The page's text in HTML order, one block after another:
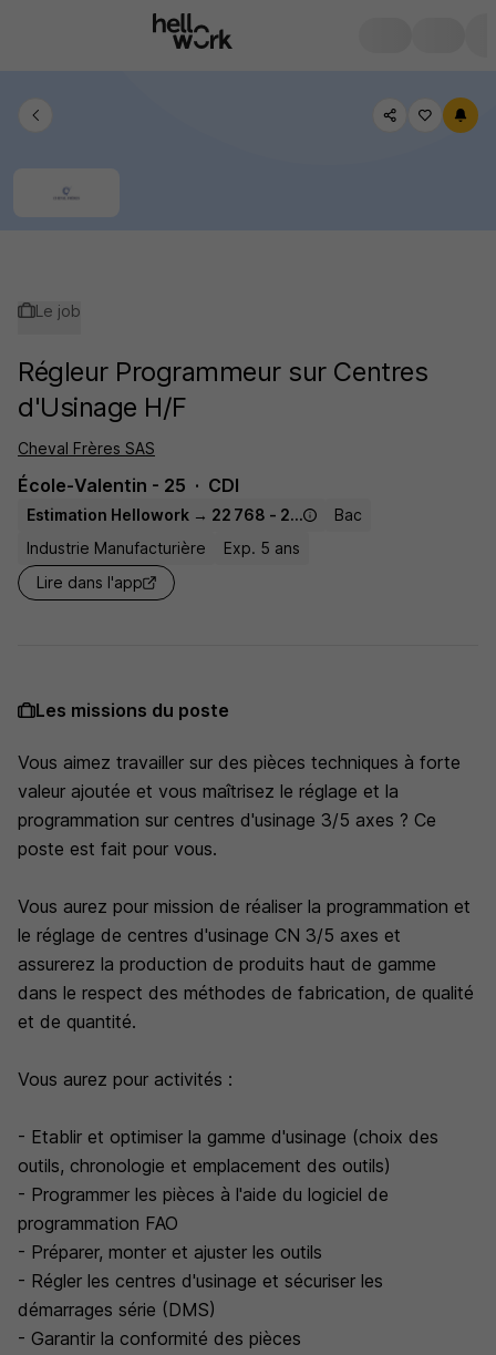
Le job
Régleur Programmeur sur Centres
d'Usinage H/F
Cheval Frères SAS
École-Valentin - 25 CDI
Estimation Hellowork → 22 768 - 27 500 € / an
Bac
Industrie Manufacturière
Exp. 5 ans
Lire dans l'app
Les missions du poste
Vous aimez travailler sur des pièces techniques à forte
valeur ajoutée et vous maîtrisez le réglage et la
programmation sur centres d'usinage 3/5 axes ? Ce
poste est fait pour vous.
Vous aurez pour mission de réaliser la programmation et
le réglage de centres d'usinage CN 3/5 axes et
assurerez la production de produits haut de gamme
dans le respect des méthodes de fabrication, de qualité
et de quantité.
Vous aurez pour activités :
- Etablir et optimiser la gamme d'usinage (choix des
outils, chronologie et emplacement des outils)
- Programmer les pièces à l'aide du logiciel de
programmation FAO
- Préparer, monter et ajuster les outils
- Régler les centres d'usinage et sécuriser les
démarrages série (DMS)
- Garantir la conformité des pièces